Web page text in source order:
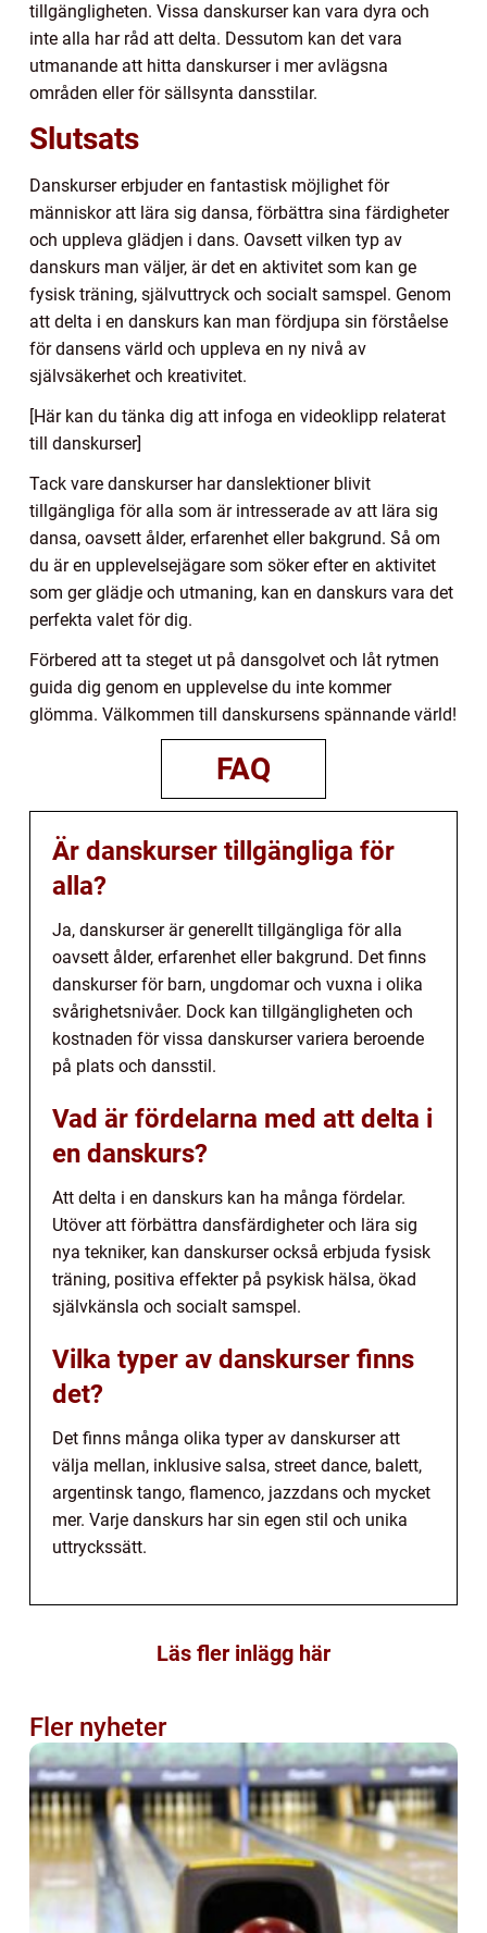
tillgängligheten. Vissa danskurser kan vara dyra och
inte alla har råd att delta. Dessutom kan det vara
utmanande att hitta danskurser i mer avlägsna
områden eller för sällsynta dansstilar.
Slutsats
Danskurser erbjuder en fantastisk möjlighet för
människor att lära sig dansa, förbättra sina färdigheter
och uppleva glädjen i dans. Oavsett vilken typ av
danskurs man väljer, är det en aktivitet som kan ge
fysisk träning, självuttryck och socialt samspel. Genom
att delta i en danskurs kan man fördjupa sin förståelse
för dansens värld och uppleva en ny nivå av
självsäkerhet och kreativitet.
[Här kan du tänka dig att infoga en videoklipp relaterat
till danskurser]
Tack vare danskurser har danslektioner blivit
tillgängliga för alla som är intresserade av att lära sig
dansa, oavsett ålder, erfarenhet eller bakgrund. Så om
du är en upplevelsejägare som söker efter en aktivitet
som ger glädje och utmaning, kan en danskurs vara det
perfekta valet för dig.
Förbered att ta steget ut på dansgolvet och låt rytmen
guida dig genom en upplevelse du inte kommer
glömma. Välkommen till danskursens spännande värld!
FAQ
Är danskurser tillgängliga för
alla?
Ja, danskurser är generellt tillgängliga för alla
oavsett ålder, erfarenhet eller bakgrund. Det finns
danskurser för barn, ungdomar och vuxna i olika
svårighetsnivåer. Dock kan tillgängligheten och
kostnaden för vissa danskurser variera beroende
på plats och dansstil.
Vad är fördelarna med att delta i
en danskurs?
Att delta i en danskurs kan ha många fördelar.
Utöver att förbättra dansfärdigheter och lära sig
nya tekniker, kan danskurser också erbjuda fysisk
träning, positiva effekter på psykisk hälsa, ökad
självkänsla och socialt samspel.
Vilka typer av danskurser finns
det?
Det finns många olika typer av danskurser att
välja mellan, inklusive salsa, street dance, balett,
argentinsk tango, flamenco, jazzdans och mycket
mer. Varje danskurs har sin egen stil och unika
uttryckssätt.
Läs fler inlägg här
Fler nyheter